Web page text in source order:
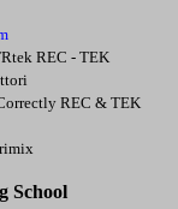
REC - TEK
REC & TEK
School